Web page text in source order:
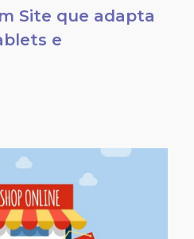
Site que adapta
e